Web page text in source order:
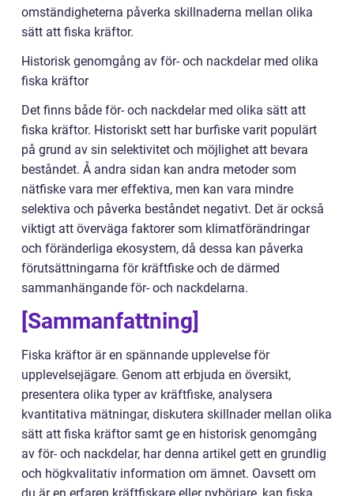
omständigheterna påverka skillnaderna mellan olika
sätt att fiska kräftor.
Historisk genomgång av för- och nackdelar med olika
fiska kräftor
Det finns både för- och nackdelar med olika sätt att
fiska kräftor. Historiskt sett har burfiske varit populärt
på grund av sin selektivitet och möjlighet att bevara
beståndet. Å andra sidan kan andra metoder som
nätfiske vara mer effektiva, men kan vara mindre
selektiva och påverka beståndet negativt. Det är också
viktigt att överväga faktorer som klimatförändringar
och föränderliga ekosystem, då dessa kan påverka
förutsättningarna för kräftfiske och de därmed
sammanhängande för- och nackdelarna.
[Sammanfattning]
Fiska kräftor är en spännande upplevelse för
upplevelsejägare. Genom att erbjuda en översikt,
presentera olika typer av kräftfiske, analysera
kvantitativa mätningar, diskutera skillnader mellan olika
sätt att fiska kräftor samt ge en historisk genomgång
av för- och nackdelar, har denna artikel gett en grundlig
och högkvalitativ information om ämnet. Oavsett om
du är en erfaren kräftfiskare eller nybörjare, kan fiska